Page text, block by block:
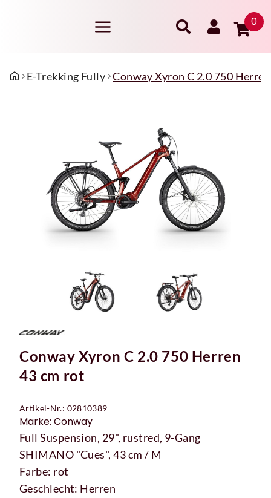
0
E-Trekking Fully Conway Xyron C 2.0 750
Conway Xyron C 2.0 750 Herren
43 cm rot
Artikel-Nr.: 02810389
Marke: Conway
Full Suspension, 29", rustred, 9-Gang
SHIMANO "Cues", 43 cm / M
Farbe: rot
Geschlecht: Herren